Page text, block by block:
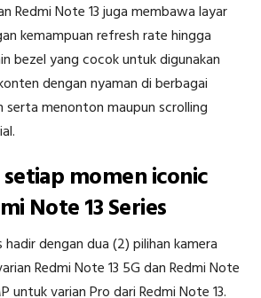
Redmi Note 13 juga membawa layar
kemampuan refresh rate hingga
bezel yang cocok untuk digunakan
dengan nyaman di berbagai
serta menonton maupun scrolling
momen iconic
Note 13 Series
hadir dengan dua (2) pilihan kamera
Redmi Note 13 5G dan Redmi Note
untuk varian Pro dari Redmi Note 13.